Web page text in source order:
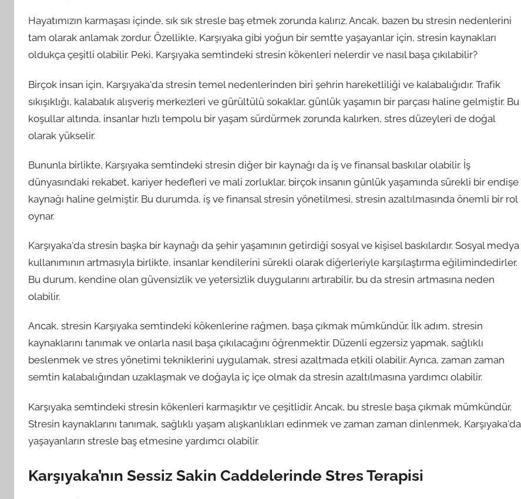
Hayatımızın karmaşası içinde, sık sık stresle baş etmek zorunda kalırız. Ancak, bazen bu stresin nedenlerini
tam olarak anlamak zordur. Özellikle, Karşıyaka gibi yoğun bir semtte yaşayanlar için, stresin kaynakları
oldukça çeşitli olabilir. Peki, Karşıyaka semtindeki stresin kökenleri nelerdir ve nasıl başa çıkılabilir?
Birçok insan için, Karşıyaka'da stresin temel nedenlerinden biri şehrin hareketliliği ve kalabalığıdır. Trafik
sıkışıklığı, kalabalık alışveriş merkezleri ve gürültülü sokaklar, günlük yaşamın bir parçası haline gelmiştir. Bu
koşullar altında, insanlar hızlı tempolu bir yaşam sürdürmek zorunda kalırken, stres düzeyleri de doğal
olarak yükselir.
Bununla birlikte, Karşıyaka semtindeki stresin diğer bir kaynağı da iş ve finansal baskılar olabilir. İş
dünyasındaki rekabet, kariyer hedefleri ve mali zorluklar, birçok insanın günlük yaşamında sürekli bir endişe
kaynağı haline gelmiştir. Bu durumda, iş ve finansal stresin yönetilmesi, stresin azaltılmasında önemli bir rol
oynar.
Karşıyaka'da stresin başka bir kaynağı da şehir yaşamının getirdiği sosyal ve kişisel baskılardır. Sosyal medya
kullanımının artmasıyla birlikte, insanlar kendilerini sürekli olarak diğerleriyle karşılaştırma eğilimindedirler.
Bu durum, kendine olan güvensizlik ve yetersizlik duygularını artırabilir, bu da stresin artmasına neden
olabilir.
Ancak, stresin Karşıyaka semtindeki kökenlerine rağmen, başa çıkmak mümkündür. İlk adım, stresin
kaynaklarını tanımak ve onlarla nasıl başa çıkılacağını öğrenmektir. Düzenli egzersiz yapmak, sağlıklı
beslenmek ve stres yönetimi tekniklerini uygulamak, stresi azaltmada etkili olabilir. Ayrıca, zaman zaman
semtin kalabalığından uzaklaşmak ve doğayla iç içe olmak da stresin azaltılmasına yardımcı olabilir.
Karşıyaka semtindeki stresin kökenleri karmaşıktır ve çeşitlidir. Ancak, bu stresle başa çıkmak mümkündür.
Stresin kaynaklarını tanımak, sağlıklı yaşam alışkanlıkları edinmek ve zaman zaman dinlenmek, Karşıyaka'da
yaşayanların stresle baş etmesine yardımcı olabilir.
Karşıyaka’nın Sessiz Sakin Caddelerinde Stres Terapisi